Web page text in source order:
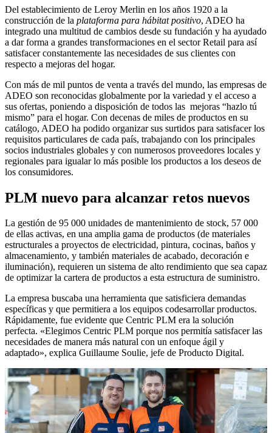
Del establecimiento de Leroy Merlin en los años 1920 a la
construcción de la plataforma para hábitat positivo, ADEO ha
integrado una multitud de cambios desde su fundación y ha ayudado
a dar forma a grandes transformaciones en el sector Retail para así
satisfacer constantemente las necesidades de sus clientes con
respecto a mejoras del hogar.
Con más de mil puntos de venta a través del mundo, las empresas de
ADEO son reconocidas globalmente por la variedad y el acceso a
sus ofertas, poniendo a disposición de todos las mejoras “hazlo tú
mismo” para el hogar. Con decenas de miles de productos en su
catálogo, ADEO ha podido organizar sus surtidos para satisfacer los
requisitos particulares de cada país, trabajando con los principales
socios industriales globales y con numerosos proveedores locales y
regionales para igualar lo más posible los productos a los deseos de
los consumidores.
PLM nuevo para alcanzar retos nuevos
La gestión de 95 000 unidades de mantenimiento de stock, 57 000
de ellas activas, en una amplia gama de productos (de materiales
estructurales a proyectos de electricidad, pintura, cocinas, baños y
almacenamiento, y también materiales de acabado, decoración e
iluminación), requieren un sistema de alto rendimiento que sea capaz
de optimizar la cartera de productos a esta estructura de suministro.
La empresa buscaba una herramienta que satisficiera demandas
específicas y que permitiera a los equipos codesarrollar productos.
Rápidamente, fue evidente que Centric PLM era la solución
perfecta. «Elegimos Centric PLM porque nos permitía satisfacer las
necesidades de manera más natural con un enfoque ágil y
adaptado», explica Guillaume Soulie, jefe de Producto Digital.